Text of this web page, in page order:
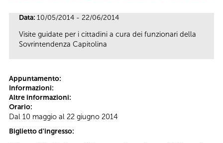
Data: 10/05/2014 - 22/06/2014
Visite guidate per i cittadini a cura dei funzionari della
Sovrintendenza Capitolina
Appuntamento:
Informazioni:
Altre informazioni:
Orario:
Dal 10 maggio al 22 giugno 2014
Biglietto d'ingresso: